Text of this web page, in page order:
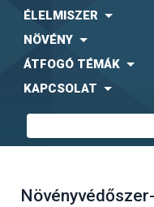
ÉLELMISZER
NÖVÉNY
ÁTFOGÓ TÉMÁK
KAPCSOLAT